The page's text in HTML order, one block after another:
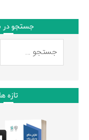
جستجو
تازه ها